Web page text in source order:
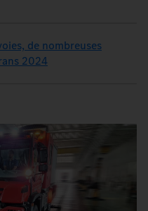
de nombreuses
2024